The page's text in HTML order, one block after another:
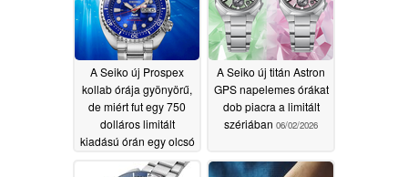
A Seiko új Prospex
kollab órája gyönyörű,
de miért fut egy 750
dolláros limitált
kiadású órán egy olcsó
06/05/2026
A Seiko új titán Astron
GPS napelemes órákat
dob piacra a limitált
szériában 06/02/2026